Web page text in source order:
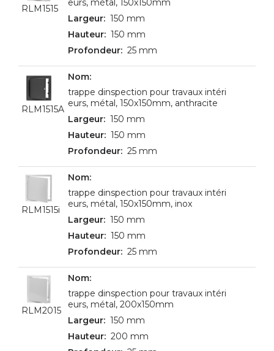
RLM1515
eurs, métal, 150x150mm
150 mm
150 mm
25 mm
RLM1515A
trappe dinspection pour travaux intéri
eurs, métal, 150x150mm, anthracite
150 mm
150 mm
25 mm
RLM1515i
trappe dinspection pour travaux intéri
eurs, métal, 150x150mm, inox
150 mm
150 mm
25 mm
RLM2015
trappe dinspection pour travaux intéri
eurs, métal, 200x150mm
150 mm
200 mm